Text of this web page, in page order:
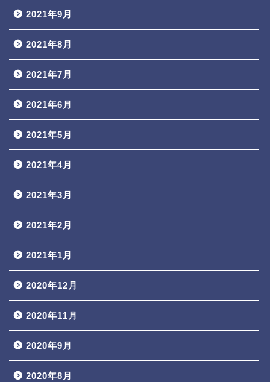
2021年9月
2021年8月
2021年7月
2021年6月
2021年5月
2021年4月
2021年3月
2021年2月
2021年1月
2020年12月
2020年11月
2020年9月
2020年8月